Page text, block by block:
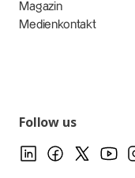
Magazin
Medienkontakt
Follow us